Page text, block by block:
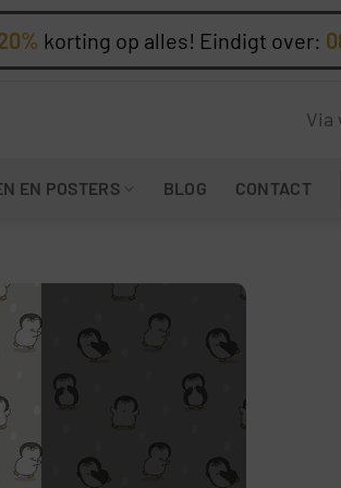
korting op alles! Eindigt over:
Via
EN POSTERS BLOG CONTACT